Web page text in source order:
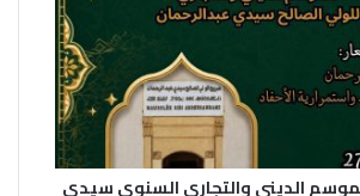
الديني والتجاري السنوي سيدي